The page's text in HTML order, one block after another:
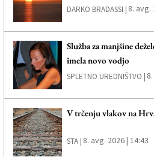
DARKO BRADASSI | 8. avg.
Služba za manjšine
imela novo vodjo
SPLETNO UREDNIŠTVO |
V trčenju vlakov na
STA | 8. avg. 2026 | 14:43